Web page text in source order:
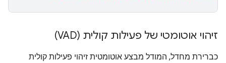
זיהוי אוטומטי של פעילות קולית (VAD)
כברירת מחדל, המודל מבצע אוטומטית זיהוי פעילות קולית